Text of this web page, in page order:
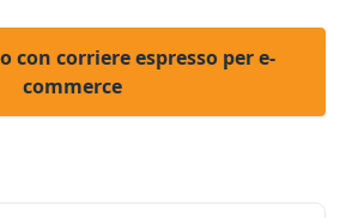
con corriere espresso per e-
commerce